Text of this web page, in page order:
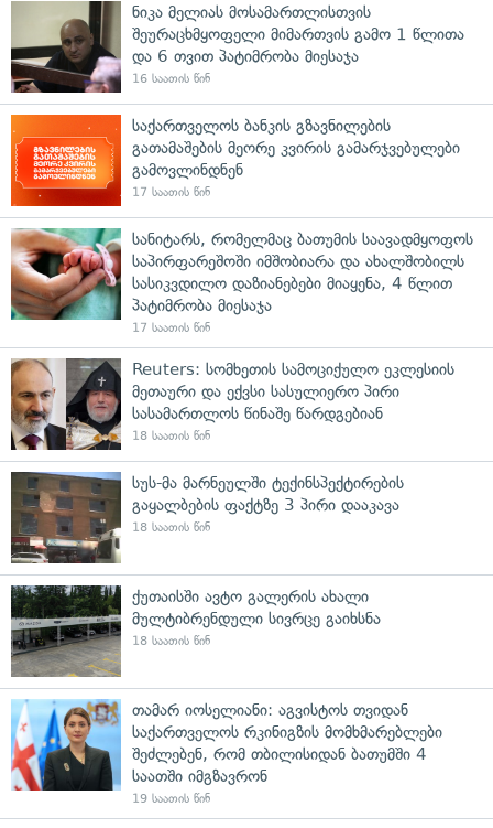
ნიკა მელიას მოსამართლისთვის
შეურაცხმყოფელი მიმართვის გამო 1 წლითა
და 6 თვით პატიმრობა მიესაჯა
16 საათის წინ
საქართველოს ბანკის გზავნილების
გათამაშების მეორე კვირის გამარჯვებულები
გამოვლინდნენ
17 საათის წინ
სანიტარს, რომელმაც ბათუმის საავადმყოფოს
საპირფარეშოში იმშობიარა და ახალშობილს
სასიკვდილო დაზიანებები მიაყენა, 4 წლით
პატიმრობა მიესაჯა
17 საათის წინ
Reuters: სომხეთის სამოციქულო ეკლესიის
მეთაური და ექვსი სასულიერო პირი
სასამართლოს წინაშე წარდგებიან
18 საათის წინ
სუს-მა მარნეულში ტექინსპექტირების
გაყალბების ფაქტზე 3 პირი დააკავა
18 საათის წინ
ქუთაისში ავტო გალერის ახალი
მულტიბრენდული სივრცე გაიხსნა
18 საათის წინ
თამარ იოსელიანი: აგვისტოს თვიდან
საქართველოს რკინიგზის მომხმარებლები
შეძლებენ, რომ თბილისიდან ბათუმში 4
საათში იმგზავრონ
19 საათის წინ